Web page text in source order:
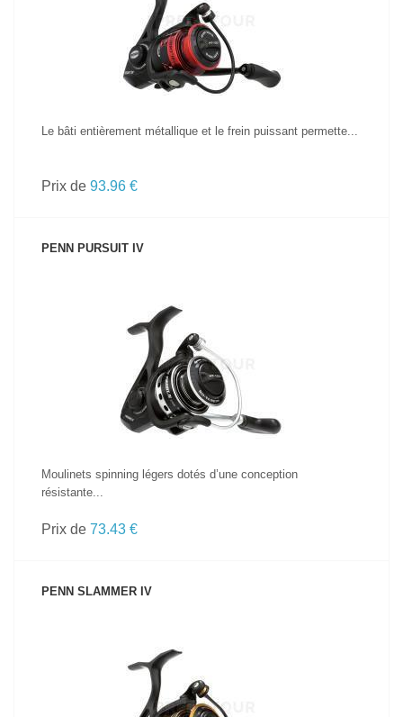
Le bâti entièrement métallique et le frein puissant permette...
Prix de 93.96 €
PENN PURSUIT IV
VOIR LE PRODUIT
Moulinets spinning légers dotés d’une conception
résistante...
Prix de 73.43 €
PENN SLAMMER IV
VOIR LE PRODUIT